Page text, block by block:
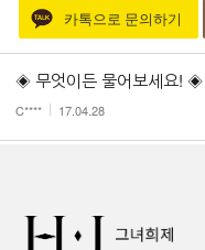
카톡으로 문의하기
◈ 무엇이든 물어보세요! ◈
C**** 17.04.28